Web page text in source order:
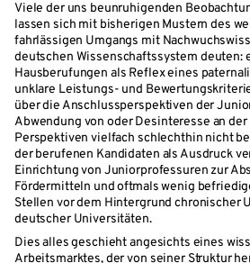
Viele der uns beunruhigenden
lassen sich mit bisherigen Mustern des
fahrlässigen Umgangs mit
deutschen Wissenschaftssystem deuten:
Hausberufungen als Reflex eines
unklare Leistungs- und
über die Anschlussperspektiven der
Abwendung von oder Desinteresse an
Perspektiven vielfach schlechthin nicht
der berufenen Kandidaten als Ausdruck
Einrichtung von Juniorprofessuren zur
Fördermitteln und oftmals wenig
Stellen vor dem Hintergrund chronischer
deutscher Universitäten.
Dies alles geschieht angesichts eines
Arbeitsmarktes, der von seiner Struktur